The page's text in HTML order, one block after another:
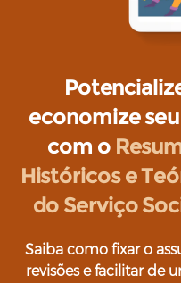
economize
com o
Históricos e
do Serviço
Saiba como fixar o
revisões e facilitar de